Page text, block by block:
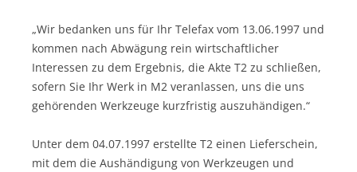
„Wir bedanken uns für Ihr Telefax vom 13.06.1997 und
kommen nach Abwägung rein wirtschaftlicher
Interessen zu dem Ergebnis, die Akte T2 zu schließen,
sofern Sie Ihr Werk in M2 veranlassen, uns die uns
gehörenden Werkzeuge kurzfristig auszuhändigen.“
Unter dem 04.07.1997 erstellte T2 einen Lieferschein,
mit dem die Aushändigung von Werkzeugen und